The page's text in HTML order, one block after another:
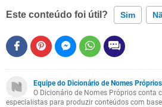
Este conteúdo foi útil? Sim
Este conteúdo contém informação
Outro
Equipe do Dicionário de Nomes Próprios
O Dicionário de Nomes Próprios conta
especialistas para produzir conteúdos com